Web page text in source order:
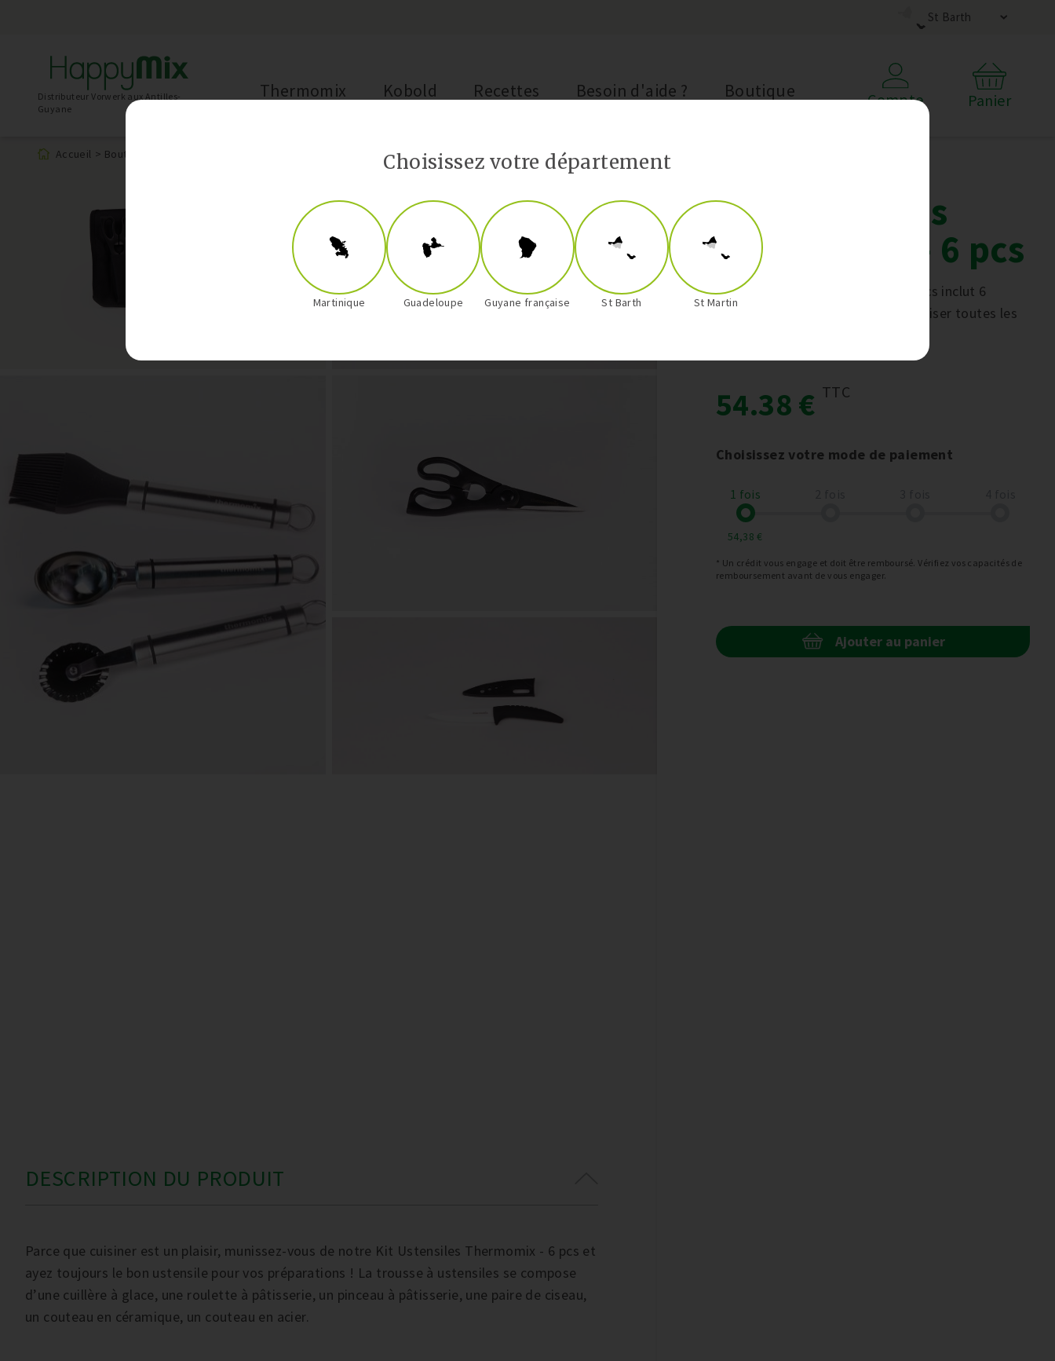
St Barth
Distributeur Vorwerk aux Antilles-
Guyane
Thermomix Kobold Recettes Besoin d'aide ? Boutique Compte Panier
Accueil > Boutique
DESCRIPTION DU PRODUIT
Parce que cuisiner est un plaisir, munissez-vous de notre Kit Ustensiles Thermomix - 6 pcs et
ayez toujours le bon ustensile pour vos préparations ! La trousse à ustensiles se compose
d’une cuillère à glace, une roulette à pâtisserie, un pinceau à pâtisserie, une paire de ciseau,
un couteau en céramique, un couteau en acier.
Kit Ustensiles
Thermomix - 6 pcs
Le Kit Ustensiles Thermomix - 6 pcs inclut 6
ustensiles indispensables pour réaliser toutes les
54.38 € TTC
Choisissez votre mode de paiement
1 fois
54,38 €
* Un crédit vous engage et doit être remboursé. Vérifiez vos capacités de
remboursement avant de vous engager.
Ajouter au panier
Choisissez votre département
Martinique Guadeloupe Guyane française St Barth St Martin